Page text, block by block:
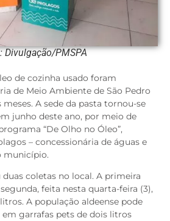
Divulgação/PMSPA
de cozinha usado foram
de Meio Ambiente de São Pedro
A sede da pasta tornou-se
junho deste ano, por meio de
“De Olho no Óleo”,
– concessionária de águas e
município.
coletas no local. A primeira
feita nesta quarta-feira (3),
A população aldeense pode
garrafas pets de dois litros